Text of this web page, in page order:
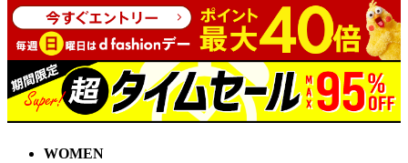
WOMEN